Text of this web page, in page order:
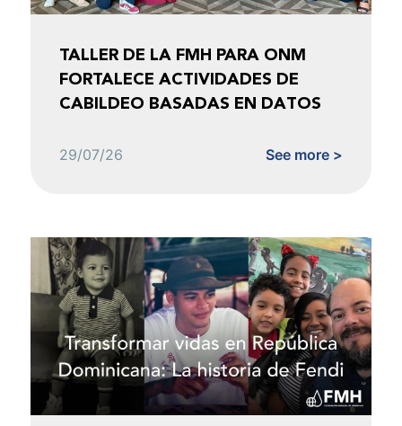
TALLER DE LA FMH PARA ONM
FORTALECE ACTIVIDADES DE
CABILDEO BASADAS EN DATOS
29/07/26 See more >